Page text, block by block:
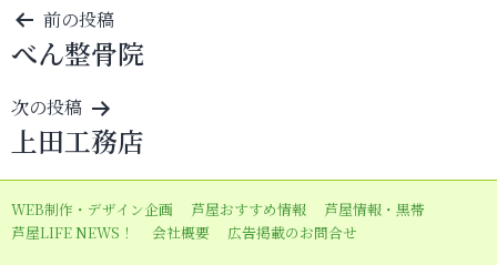
投
稿
ナ
ビ
ゲ
ー
シ
前の投稿
べん整骨院
次の投稿
上田工務店
WEB制作・デザイン企画 芦屋おすすめ情報
芦屋情報・黒帯
芦屋LIFE NEWS！
会社概要 広告掲載のお問合せ